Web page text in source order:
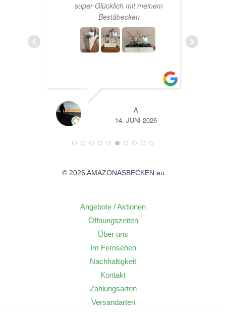
super Glücklich mit meinem
Beståbecken
A
14. JUNI 2026
© 2026 AMAZONASBECKEN.eu
Angebote / Aktionen
Öffnungszeiten
Über uns
Im Fernsehen
Nachhaltigkeit
Kontakt
Zahlungsarten
Versandarten